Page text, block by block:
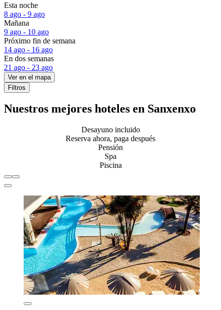
Esta noche
8 ago - 9 ago
Mañana
9 ago - 10 ago
Próximo fin de semana
14 ago - 16 ago
En dos semanas
21 ago - 23 ago
Ver en el mapa
Filtros
Nuestros mejores hoteles en Sanxenxo
Desayuno incluido
Reserva ahora, paga después
Pensión
Spa
Piscina